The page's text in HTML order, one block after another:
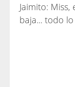
Jaimito:
baja... todo